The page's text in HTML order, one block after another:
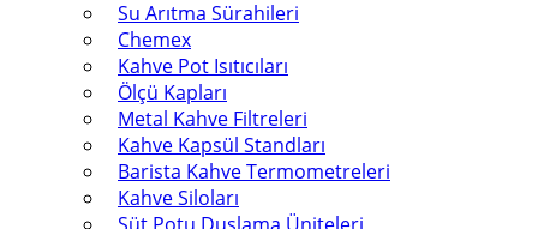
Su Arıtma Sürahileri
Chemex
Kahve Pot Isıtıcıları
Ölçü Kapları
Metal Kahve Filtreleri
Kahve Kapsül Standları
Barista Kahve Termometreleri
Kahve Siloları